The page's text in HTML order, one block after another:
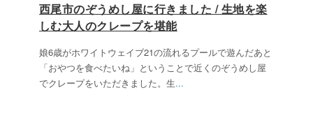
西尾市のぞうめし屋に行きました / 生地を楽
しむ大人のクレープを堪能
娘6歳がホワイトウェイブ21の流れるプールで遊んだあと
「おやつを食べたいね」ということで近くのぞうめし屋
でクレープをいただきました。生...